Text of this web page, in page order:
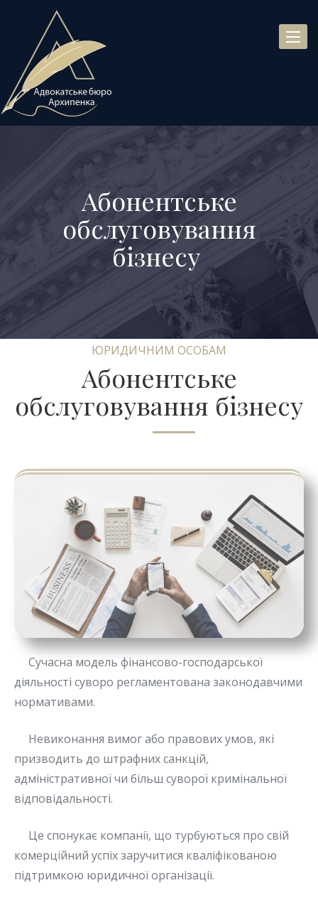
Абонентське
обслуговування
бізнесу
ЮРИДИЧНИМ ОСОБАМ
Абонентське
обслуговування бізнесу
Сучасна модель фінансово-господарської
діяльності суворо регламентована законодавчими
нормативами.
Невиконання вимог або правових умов, які
призводить до штрафних санкцій,
адміністративної чи більш суворої кримінальної
відповідальності.
Це спонукає компанії, що турбуються про свій
комерційний успіх заручитися кваліфікованою
підтримкою юридичної організації.